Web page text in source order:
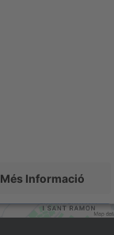
Més Informació
Accepta